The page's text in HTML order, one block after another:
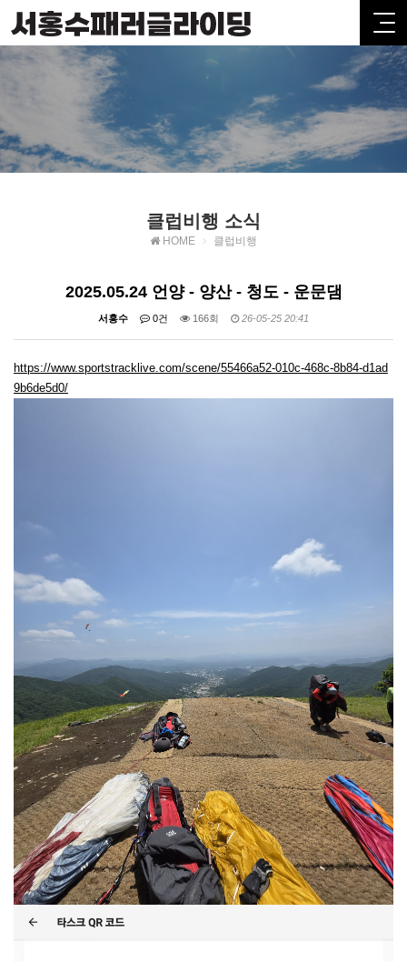
클럽비행 소식
HOME 클럽비행
2025.05.24 언양 - 양산 - 청도 - 운문댐
서홍수 0건 166회 26-05-25 20:41
https://www.sportstracklive.com/scene/55466a52-010c-468c-8b84-d1ad
9b6de5d0/